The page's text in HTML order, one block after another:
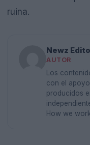
ruina.
Newz
AUTOR
Los
con el
producidos
How we